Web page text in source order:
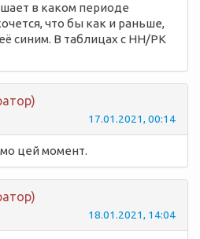
в каком периоде
что бы как и раньше,
синим. В таблицах с НН/РК
17.01.2021, 00:14
цей момент.
18.01.2021, 14:04